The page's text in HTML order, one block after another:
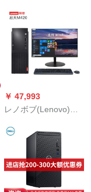
ーファミリーファミ
リーファミリーファ
ミリーファミリーフ
ァミリーファミリー
ファミリーファミリ
のデュスデッキコン
ピュータ本体i 7-07 F
ステートカスタム
GTX 16 per-60-6
ピルの完成機（10代i
5-0400 8 G 256
GSSD 1 T 3年訪問）
を達成しました。
23.8 inチです。
￥ 47,993
レノボブ(Lenovo)开
410/430 Corei 5/i 7 9
代目ビジネ用ディジ
ップ・パン本体+19.5
インLEDディ：i 5-
9516 G 2+T 256 G